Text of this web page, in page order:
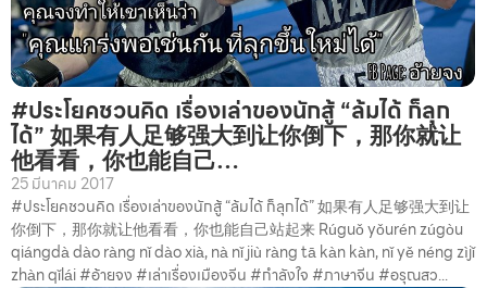
#ประโยคชวนคิด เรื่องเล่าของนักสู้ “ล้มได้ ก็ลุก
ได้” 如果有人足够强大到让你倒下，那你就让
他看看，你也能自己…
25 มีนาคม 2017
#ประโยคชวนคิด เรื่องเล่าของนักสู้ “ล้มได้ ก็ลุกได้” 如果有人足够强大到让
你倒下，那你就让他看看，你也能自己站起来 Rúguǒ yǒurén zúgòu
qiángdà dào ràng nǐ dào xià, nà nǐ jiù ràng tā kàn kàn, nǐ yě néng zìjǐ
zhàn qǐlái #อ้ายจง #เล่าเรื่องเมืองจีน #กำลังใจ #ภาษาจีน #อรุณสว...